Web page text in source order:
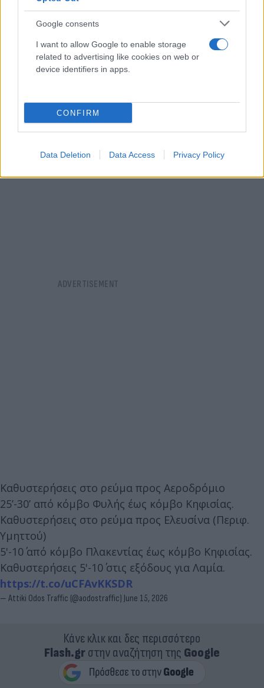
Google consents
I want to allow Google to enable storage
related to advertising like cookies on web or
device identifiers in apps.
CONFIRM
Data Deletion Data Access Privacy Policy
Καθυστερήσεις στην Αττική Οδό
Σύμφωνα με την ενημέρωση της διαχειρίστριας
εταιρείας, οι οδηγοί αντιμετωπίζουν
καθυστερήσεις στο ρεύμα προς Αεροδρόμιο
Καθυστερήσεις στο ρεύμα προς Αεροδρόμιο
25’-30’ από κόμβο Φυλής έως κόμβο Κηφισίας.
Καθυστερήσεις στο ρεύμα προς Ελευσίνα (Περιφ.
Υμηττού)
5'-10΄ από κόμβο Πλακεντίας έως κόμβο Κηφισίας.
Καθυστερήσεις 5'-10΄ στις εξόδους για Λαμία.
https://t.co/uCFAvKKSDR
— Attiki Odos Traffic (@aodostraffic) June 15, 2026
Κάνε κλικ και δες περισσότερο
Flash.grστην αναζήτηση της Google